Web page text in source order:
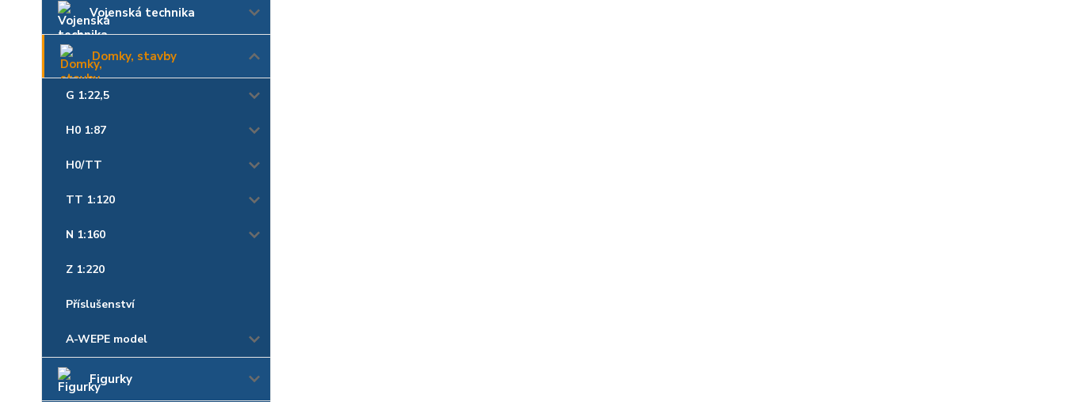
Vojenská technika
Domky, stavby
G 1:22,5
H0 1:87
H0/TT
TT 1:120
N 1:160
Z 1:220
Příslušenství
A-WEPE model
Figurky